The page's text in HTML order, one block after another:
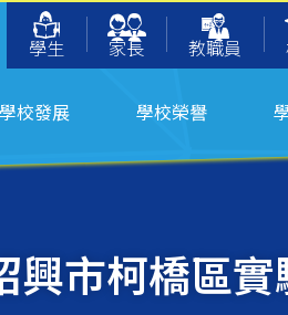
學生
家長 教職員
學校發展 學校榮譽
興市柯橋區